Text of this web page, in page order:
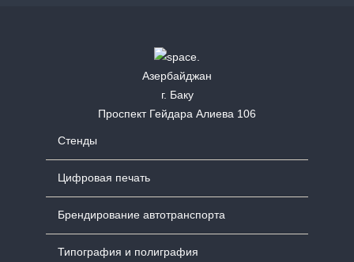
Азербайджан
г. Баку
Проспект Гейдара Алиева 106
Стенды
Цифровая печать
Брендирование автотранспорта
Типография и полиграфия